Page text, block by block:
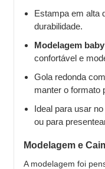
Estampa em alta
durabilidade.
Modelagem
confortável e
Gola redonda com
manter o formato
Ideal para usar
ou para
Modelagem e
A modelagem foi